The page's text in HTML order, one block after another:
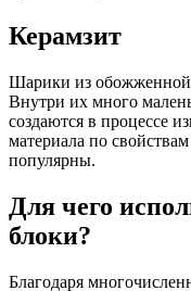
Керамзит
Шарики из обожженной
Внутри их много
создаются в процессе
материала по
популярны.
Для чего
блоки?
Благодаря